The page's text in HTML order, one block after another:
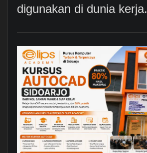
digunakan di dunia kerja.